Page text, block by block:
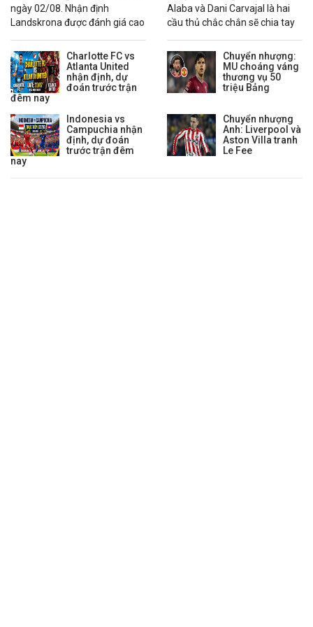
05:30
Puerto Cabello Caracas 0 : 1/2 0.54 -0.84
02:15 IR Reykjavik vsKF Aegir. Thor 0 : 1 1/4 0.97 0.87
Lịch thi đấu VĐ Nữ Châu Phi
03:00
03:00
Cape Verde Nữ Cameroon Nữ 1 1/2 : 0 0.82 1.00
ngày 02/08. Nhận định
Landskrona được đánh giá cao
định.
Charlotte FC vs
Atlanta United
nhận định, dự
đoán trước trận
đêm nay
Indonesia vs
Campuchia nhận
định, dự đoán
trước trận đêm
nay
Alaba và Dani Carvajal là hai
cầu thủ chắc chắn sẽ chia tay
2026.
Chuyển nhượng:
MU choáng váng
thương vụ 50
triệu Bảng
Chuyển nhượng
Anh: Liverpool và
Aston Villa tranh
Le Fee